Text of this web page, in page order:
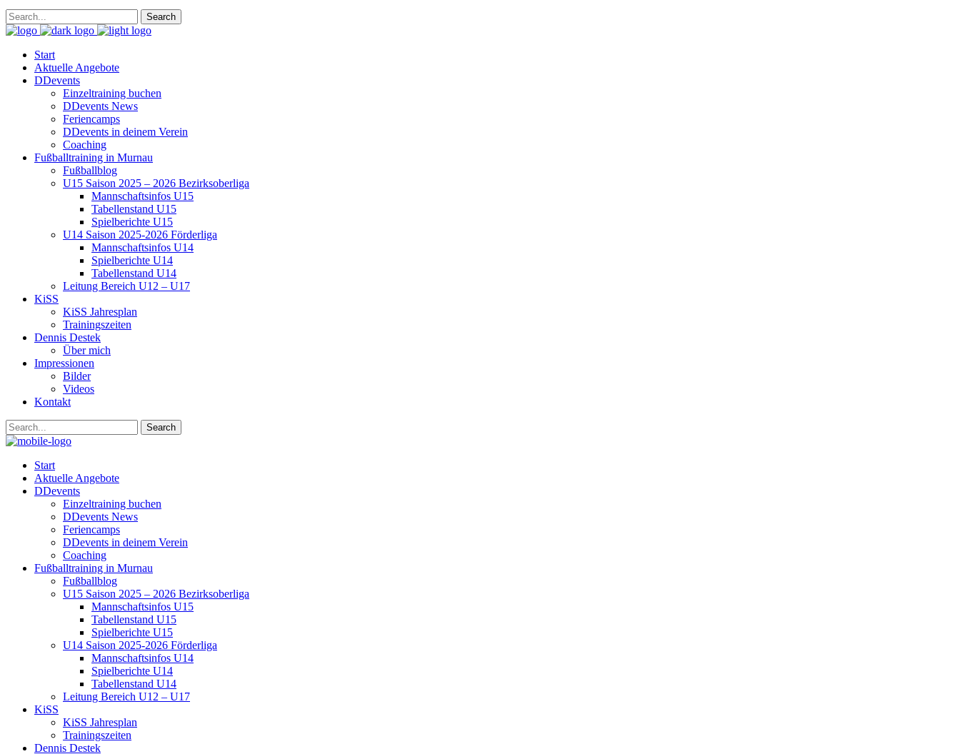
Start
Aktuelle Angebote
DDevents
Einzeltraining buchen
DDevents News
Feriencamps
DDevents in deinem Verein
Coaching
Fußballtraining in Murnau
Fußballblog
U15 Saison 2025 – 2026 Bezirksoberliga
Mannschaftsinfos U15
Tabellenstand U15
Spielberichte U15
U14 Saison 2025-2026 Förderliga
Mannschaftsinfos U14
Spielberichte U14
Tabellenstand U14
Leitung Bereich U12 – U17
KiSS
KiSS Jahresplan
Trainingszeiten
Dennis Destek
Über mich
Impressionen
Bilder
Videos
Kontakt
Start
Aktuelle Angebote
DDevents
Einzeltraining buchen
DDevents News
Feriencamps
DDevents in deinem Verein
Coaching
Fußballtraining in Murnau
Fußballblog
U15 Saison 2025 – 2026 Bezirksoberliga
Mannschaftsinfos U15
Tabellenstand U15
Spielberichte U15
U14 Saison 2025-2026 Förderliga
Mannschaftsinfos U14
Spielberichte U14
Tabellenstand U14
Leitung Bereich U12 – U17
KiSS
KiSS Jahresplan
Trainingszeiten
Dennis Destek